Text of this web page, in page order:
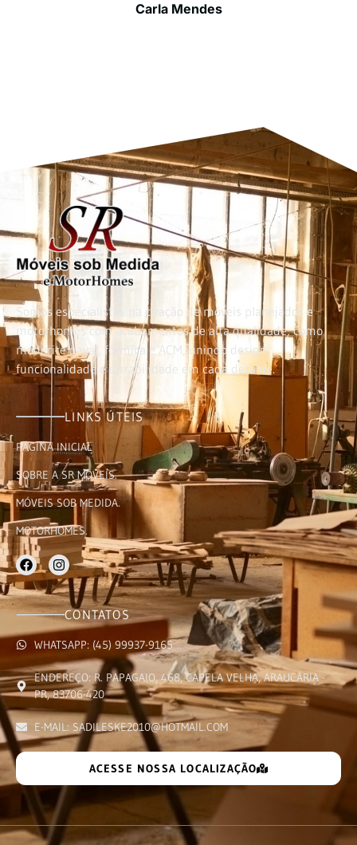
Carla Mendes
Somos especialistas na criação de móveis planejados e
motorhomes com acabamentos de alta qualidade, como
maderite naval, fórmica e ACM, unindo design,
funcionalidade e durabilidade em cada detalhe.
LINKS ÚTEIS
PÁGINA INICIAL
SOBRE A SR MÓVEIS.
MÓVEIS SOB MEDIDA.
MOTORHOMES.
CONTATOS
WHATSAPP: (45) 99937-9165
ENDEREÇO: R. PAPAGAIO, 468, CAPELA VELHA, ARAUCÁRIA -
PR, 83706-420
E-MAIL: SADILESKE2010@HOTMAIL.COM
ACESSE NOSSA LOCALIZAÇÃO